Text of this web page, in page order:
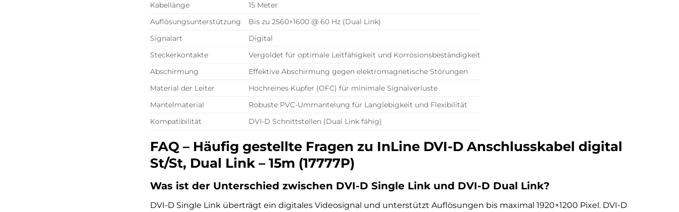
Kabellänge
15 Meter
Auflösungsunterstützung
Bis zu 2560×1600 @ 60 Hz (Dual Link)
Signalart
Digital
Steckerkontakte
Vergoldet für optimale Leitfähigkeit und Korrosionsbeständigkeit
Abschirmung
Effektive Abschirmung gegen elektromagnetische Störungen
Material der Leiter
Hochreines Kupfer (OFC) für minimale Signalverluste
Mantelmaterial
Robuste PVC-Ummantelung für Langlebigkeit und Flexibilität
Kompatibilität
DVI-D Schnittstellen (Dual Link fähig)
FAQ – Häufig gestellte Fragen zu InLine DVI-D Anschlusskabel digital
St/St, Dual Link – 15m (17777P)
Was ist der Unterschied zwischen DVI-D Single Link und DVI-D Dual Link?
DVI-D Single Link überträgt ein digitales Videosignal und unterstützt Auflösungen bis maximal 1920×1200 Pixel. DVI-D